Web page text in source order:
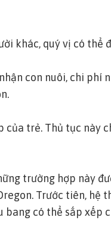
khác, quý vị có thể
con nuôi, chi phí
của trẻ. Thủ tục này
trường hợp này
Trước tiên, hệ
bang có thể sắp xếp